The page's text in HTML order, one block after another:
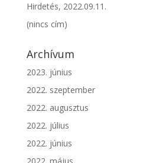
Hirdetés, 2022.09.11.
(nincs cím)
Archívum
2023. június
2022. szeptember
2022. augusztus
2022. július
2022. június